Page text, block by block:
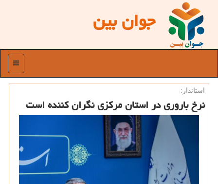
جوان بین
منو
استاندار:
نرخ باروری در استان مركزی نگران كننده است